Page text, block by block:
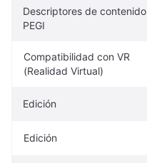
Descriptores de contenido
PEGI
Compatibilidad con VR
(Realidad Virtual)
Edición
Edición